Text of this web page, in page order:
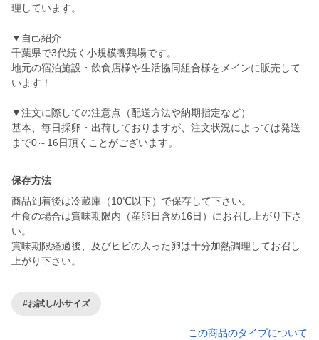
理しています。
▼自己紹介
千葉県で3代続く小規模養鶏場です。
地元の宿泊施設・飲食店様や生活協同組合様をメインに販売して
います！
▼注文に際しての注意点（配送方法や納期指定など）
基本、毎日採卵・出荷しておりますが、注文状況によっては発送
まで0～16日頂くことがございます。
保存方法
商品到着後は冷蔵庫（10℃以下）で保存して下さい。
生食の場合は賞味期限内（産卵日含め16日）にお召し上がり下さ
い。
賞味期限経過後、及びヒビの入った卵は十分加熱調理してお召し
上がり下さい。
#お試し/小サイズ
この商品のタイプについて